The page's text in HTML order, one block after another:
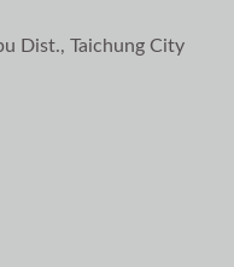
Dist., Taichung City